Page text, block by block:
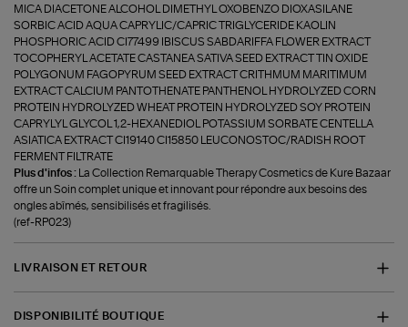
MICA DIACETONE ALCOHOL DIMETHYL OXOBENZO DIOXASILANE
SORBIC ACID AQUA CAPRYLIC/CAPRIC TRIGLYCERIDE KAOLIN
PHOSPHORIC ACID CI77499 IBISCUS SABDARIFFA FLOWER EXTRACT
TOCOPHERYL ACETATE CASTANEA SATIVA SEED EXTRACT TIN OXIDE
POLYGONUM FAGOPYRUM SEED EXTRACT CRITHMUM MARITIMUM
EXTRACT CALCIUM PANTOTHENATE PANTHENOL HYDROLYZED CORN
PROTEIN HYDROLYZED WHEAT PROTEIN HYDROLYZED SOY PROTEIN
CAPRYLYL GLYCOL 1,2-HEXANEDIOL POTASSIUM SORBATE CENTELLA
ASIATICA EXTRACT CI19140 CI15850 LEUCONOSTOC/RADISH ROOT
FERMENT FILTRATE
Plus d'infos :
La Collection Remarquable Therapy Cosmetics de Kure Bazaar
offre un Soin complet unique et innovant pour répondre aux besoins des
ongles abîmés, sensibilisés et fragilisés.
(ref-RP023)
LIVRAISON ET RETOUR
DISPONIBILITÉ BOUTIQUE